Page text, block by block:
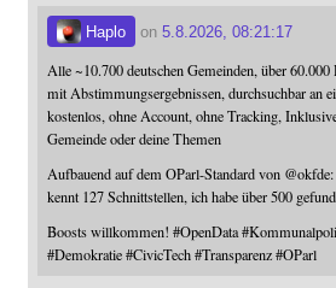
Haplo on 5.8.2026, 08:21:17
Alle ~10.700 deutschen Gemeinden, über 60.000
mit Abstimmungsergebnissen, durchsuchbar an
kostenlos, ohne Account, ohne Tracking,
Gemeinde oder deine Themen
Aufbauend auf dem OParl-Standard von @okfde:
kennt 127 Schnittstellen, ich habe über 500
Boosts willkommen! #OpenData #
#Demokratie #CivicTech #Transparenz #OParl